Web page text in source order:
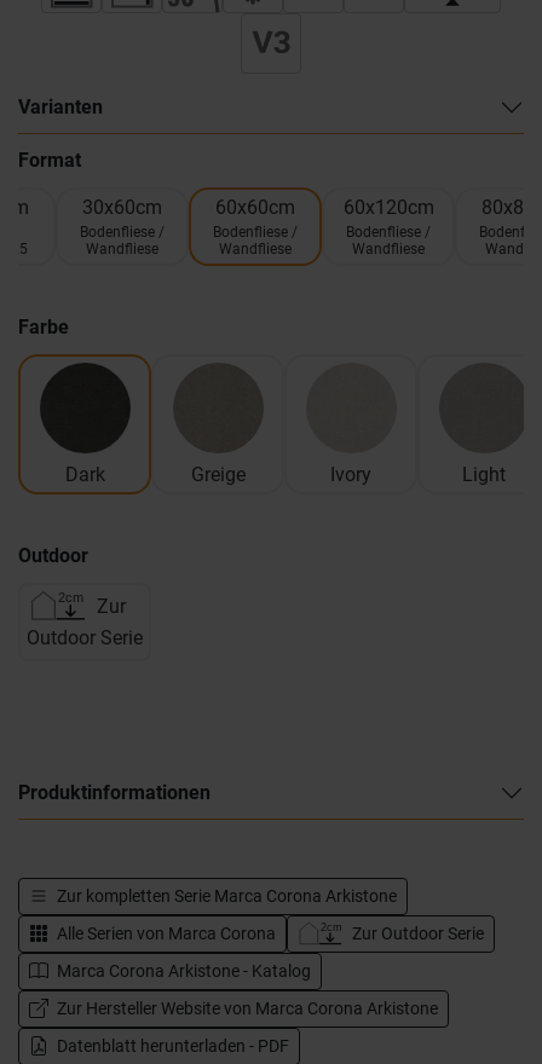
Varianten
Format
5x5
30x60cm
Bodenfliese /
Wandfliese
60x60cm
Bodenfliese /
Wandfliese
60x120cm
Bodenfliese /
Wandfliese
Farbe
Dark Greige Ivory Light
Outdoor
Zur
Outdoor Serie
Produktinformationen
Zur kompletten Serie Marca Corona Arkistone
Alle Serien von Marca Corona
Zur Outdoor Serie
Marca Corona Arkistone - Katalog
Zur Hersteller Website von Marca Corona Arkistone
Datenblatt herunterladen - PDF